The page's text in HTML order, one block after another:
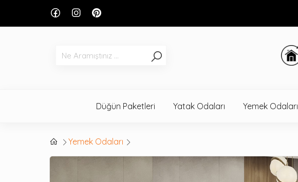
Düğün Paketleri Yatak Odaları Yemek Odaları
Yemek Odaları